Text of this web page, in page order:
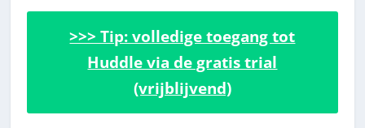
>>> Tip: volledige toegang tot
Huddle via de gratis trial
(vrijblijvend)